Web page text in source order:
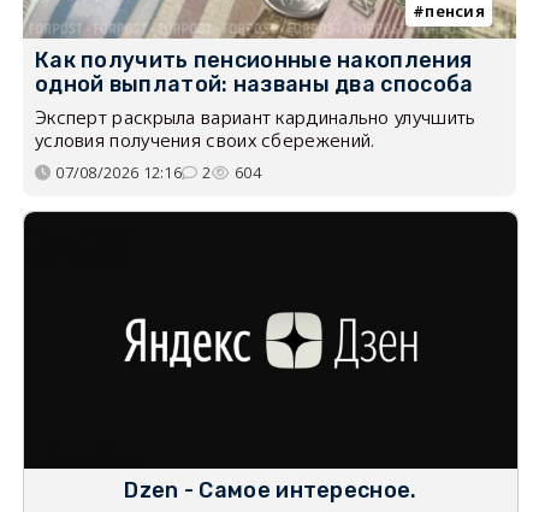
пенсия
Как получить пенсионные накопления
одной выплатой: названы два способа
Эксперт раскрыла вариант кардинально улучшить
условия получения своих сбережений.
07/08/2026 12:16 2 604
Dzen - Самое интересное.